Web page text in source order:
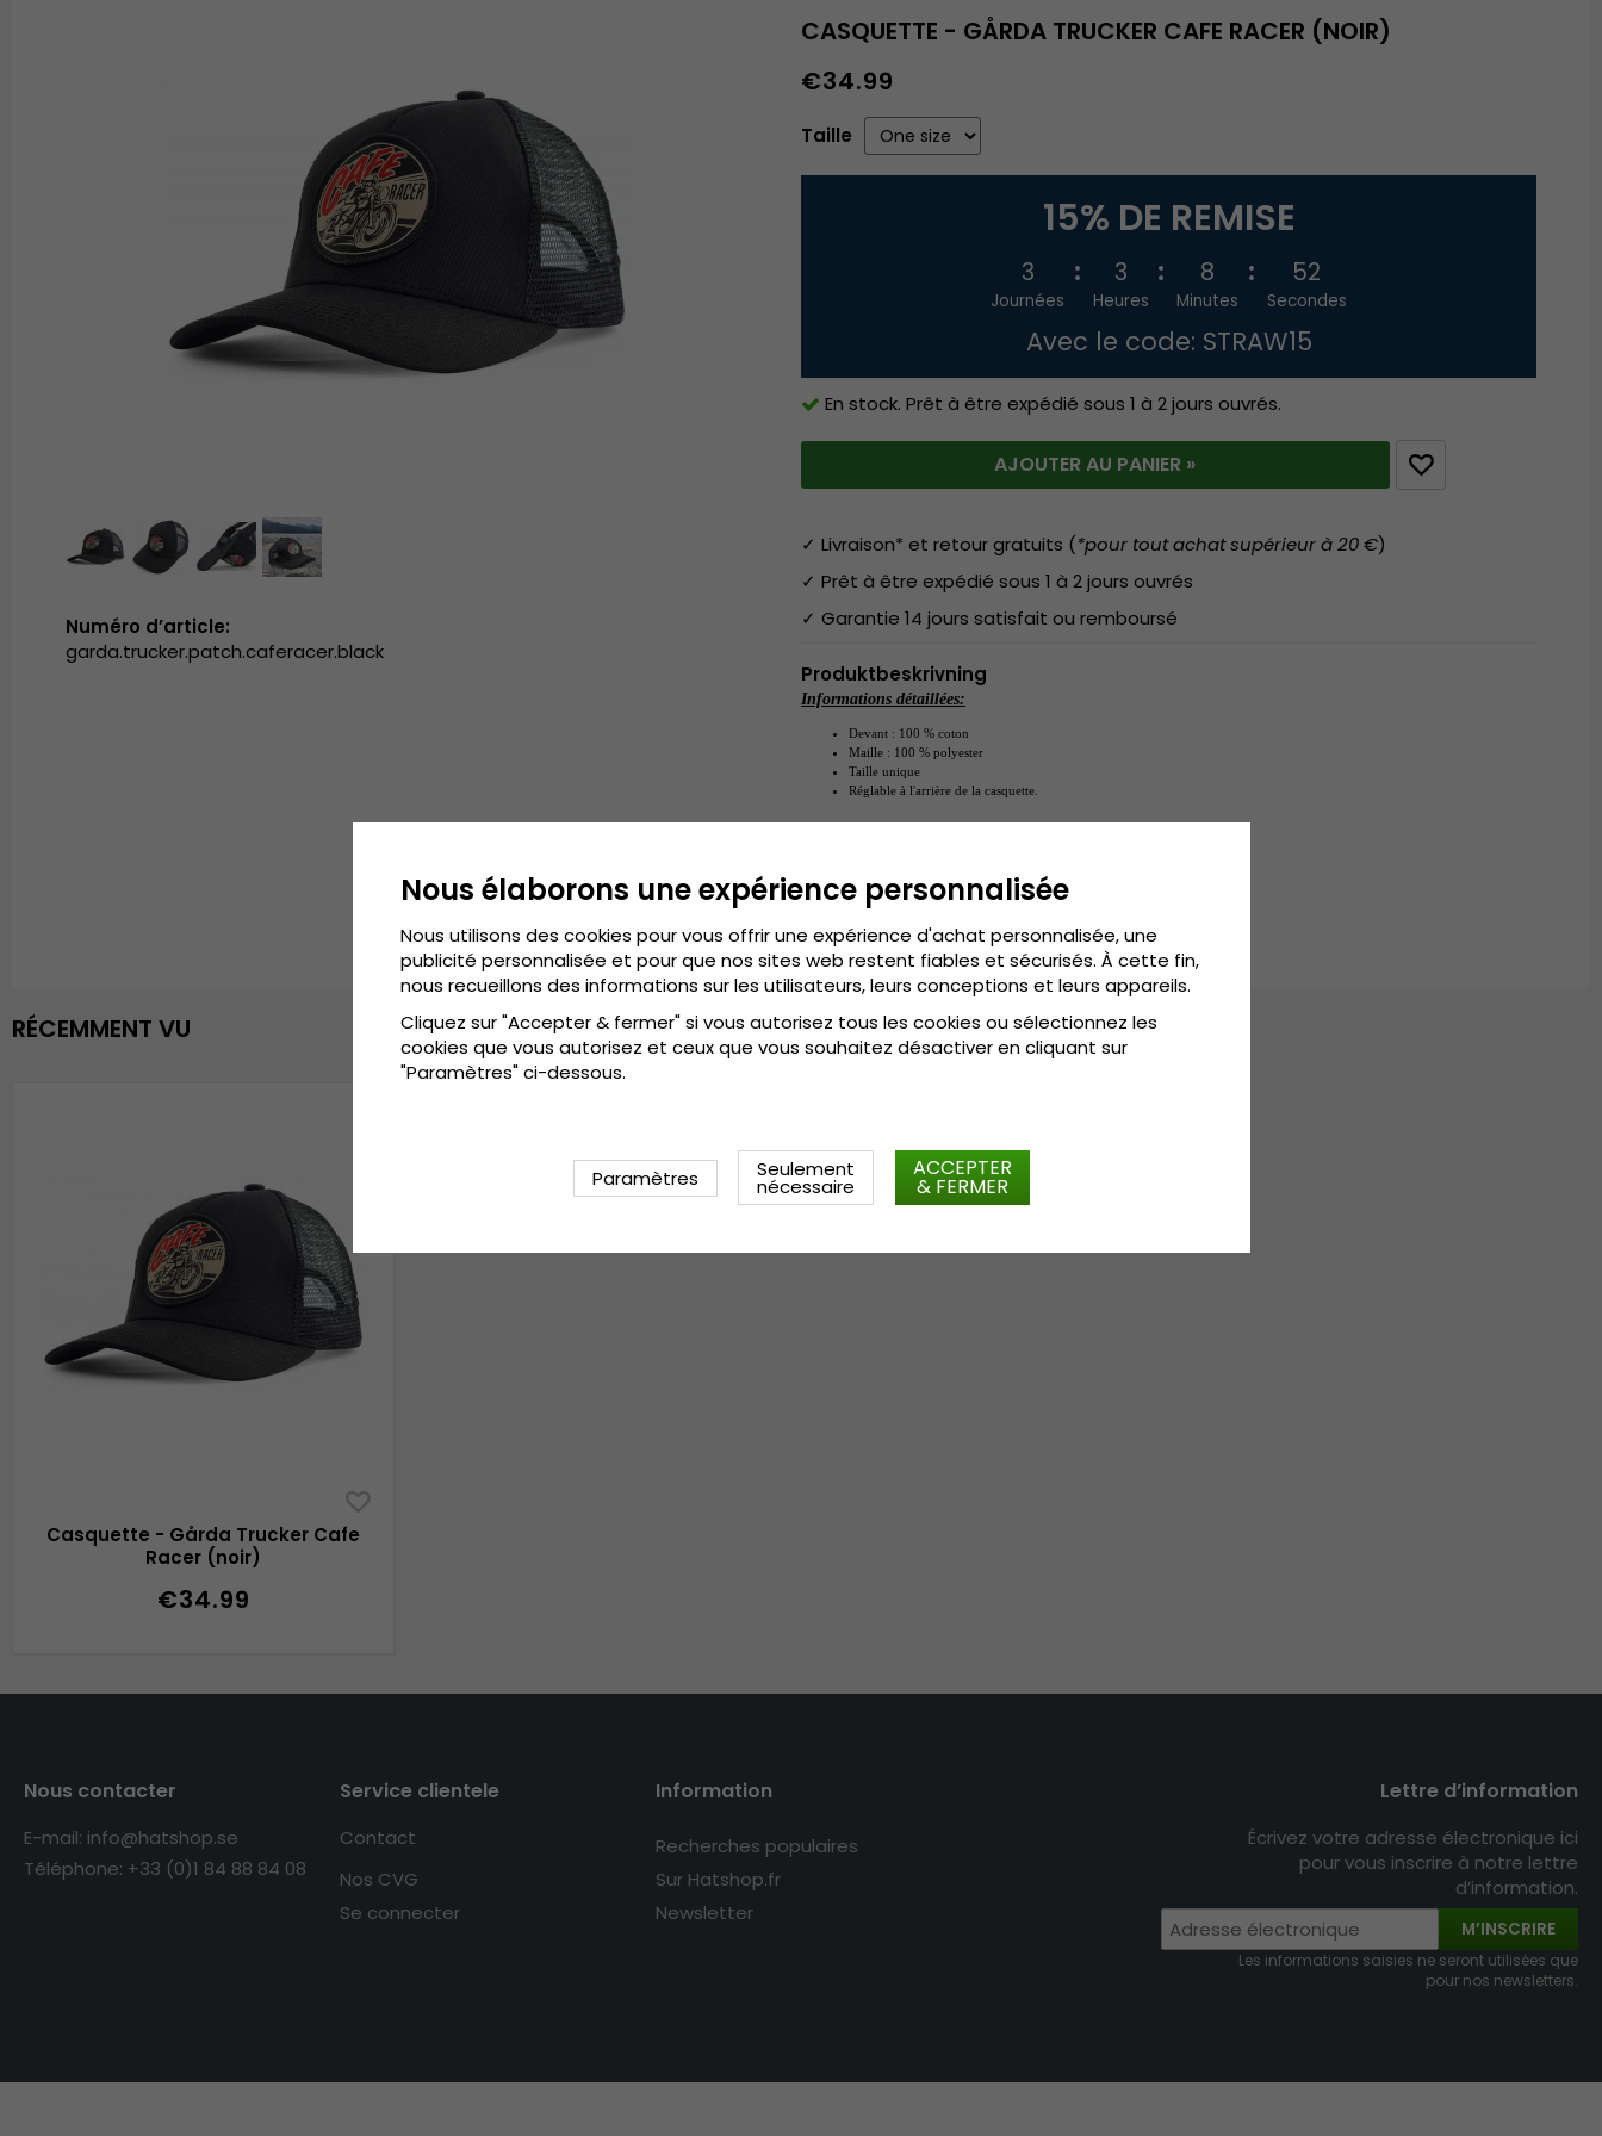
CASQUETTE - GÅRDA TRUCKER CAFE RACER (NOIR)
€34.99
Taille
15% DE REMISE
3
Journées
3
Heures
8
Minutes
52
Secondes
Avec le code: STRAW15
En stock. Prêt à être expédié sous 1 à 2 jours ouvrés.
AJOUTER AU PANIER »
✓ Livraison* et retour gratuits (*pour tout achat supérieur à 20 €)
✓ Prêt à être expédié sous 1 à 2 jours ouvrés
✓ Garantie 14 jours satisfait ou remboursé
Produktbeskrivning
Informations détaillées:
Devant : 100 % coton
Maille : 100 % polyester
Taille unique
Réglable à l'arrière de la casquette.
Numéro d’article:
garda.trucker.patch.caferacer.black
RÉCEMMENT VU
Casquette - Gårda Trucker Cafe
Racer (noir)
€34.99
Nous contacter
E-mail: info@hatshop.se
Téléphone: +33 (0)1 84 88 84 08
Service clientele
Contact
Nos CVG
Se connecter
Information
Recherches populaires
Sur Hatshop.fr
Newsletter
Lettre d’information
Écrivez votre adresse électronique ici
pour vous inscrire à notre lettre
d’information.
M’INSCRIRE
Les informations saisies ne seront utilisées que
pour nos newsletters.
Nous élaborons une expérience personnalisée
Nous utilisons des cookies pour vous offrir une expérience d'achat personnalisée, une
publicité personnalisée et pour que nos sites web restent fiables et sécurisés. À cette fin,
nous recueillons des informations sur les utilisateurs, leurs conceptions et leurs appareils.
Cliquez sur "Accepter & fermer" si vous autorisez tous les cookies ou sélectionnez les
cookies que vous autorisez et ceux que vous souhaitez désactiver en cliquant sur
"Paramètres" ci-dessous.
Paramètres Seulement
nécessaire
ACCEPTER
& FERMER